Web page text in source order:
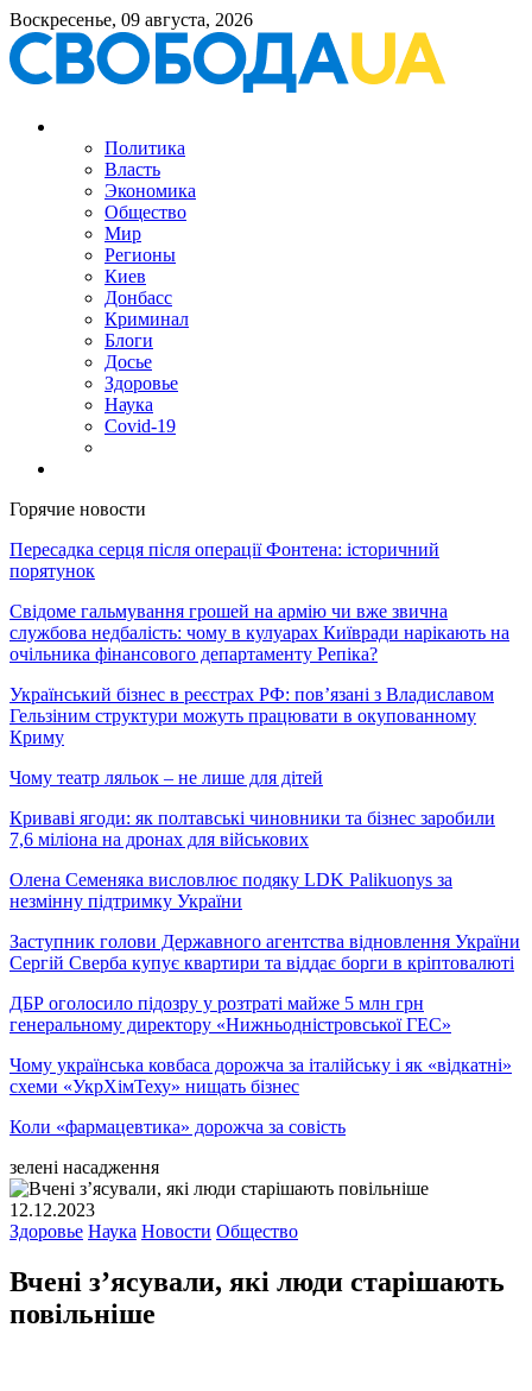
Воскресенье, 09 августа, 2026
Политика
Власть
Экономика
Общество
Мир
Регионы
Киев
Донбасс
Криминал
Блоги
Досье
Здоровье
Наука
Covid-19
Горячие новости
Пересадка серця після операції Фонтена: історичний
порятунок
Свідоме гальмування грошей на армію чи вже звична
службова недбалість: чому в кулуарах Київради нарікають на
очільника фінансового департаменту Репіка?
Український бізнес в реєстрах РФ: пов’язані з Владиславом
Гельзіним структури можуть працювати в окупованному
Криму
Чому театр ляльок – не лише для дітей
Криваві ягоди: як полтавські чиновники та бізнес заробили
7,6 міліона на дронах для військових
Олена Семеняка висловлює подяку LDK Palikuonys за
незмінну підтримку України
Заступник голови Державного агентства відновлення України
Сергій Сверба купує квартири та віддає борги в кріптовалюті
ДБР оголосило підозру у розтраті майже 5 млн грн
генеральному директору «Нижньодністровської ГЕС»
Чому українська ковбаса дорожча за італійську і як «відкатні»
схеми «УкрХімТеху» нищать бізнес
Коли «фармацевтика» дорожча за совість
зелені насадження
12.12.2023
Здоровье Наука Новости Общество
Вчені з’ясували, які люди старішають
повільніше